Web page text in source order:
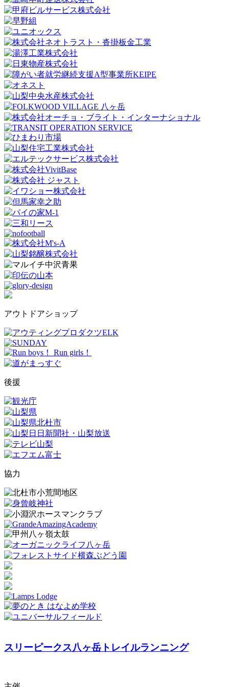
アウトドアショップ
後援
協力
スリーピークス八ヶ岳トレイルランニング